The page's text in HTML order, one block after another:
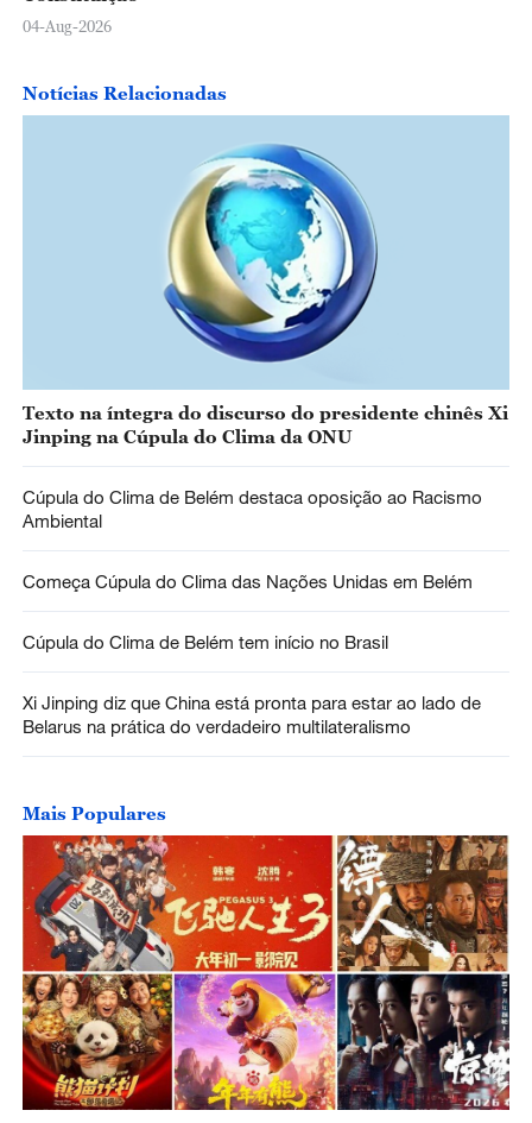
04-Aug-2026
Notícias Relacionadas
Texto na íntegra do discurso do presidente chinês Xi
Jinping na Cúpula do Clima da ONU
Cúpula do Clima de Belém destaca oposição ao Racismo
Ambiental
Começa Cúpula do Clima das Nações Unidas em Belém
Cúpula do Clima de Belém tem início no Brasil
Xi Jinping diz que China está pronta para estar ao lado de
Belarus na prática do verdadeiro multilateralismo
Mais Populares